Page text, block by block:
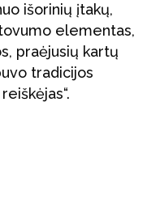
išorinių įtakų,
elementas,
praėjusių kartų
tradicijos